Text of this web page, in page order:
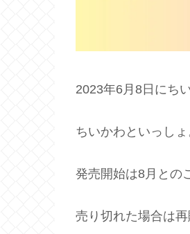
2023年6月8日にち
ちいかわといっしょ
発売開始は8月との
売り切れた場合は